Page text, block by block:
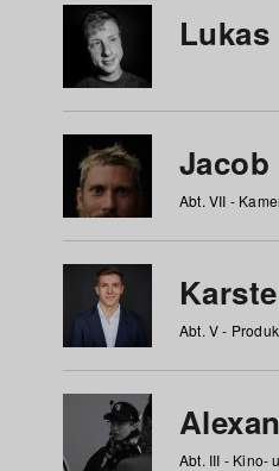
Abt. VII -
Abt. V -
Abt. III - Kino-